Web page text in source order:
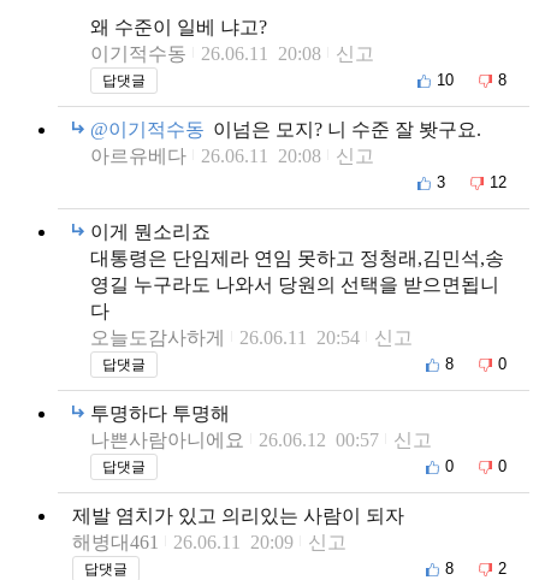
왜 수준이 일베 냐고?
이기적수동
26.06.11 20:08 신고
답댓글 10 8
@이기적수동 이넘은 모지? 니 수준 잘 봣구요.
아르유베다
26.06.11 20:08 신고
3 12
이게 뭔소리죠
대통령은 단임제라 연임 못하고 정청래,김민석,송
영길 누구라도 나와서 당원의 선택을 받으면됩니
다
오늘도감사하게
26.06.11 20:54 신고
답댓글 8 0
투명하다 투명해
나쁜사람아니에요
26.06.12 00:57 신고
답댓글 0 0
제발 염치가 있고 의리있는 사람이 되자
해병대461
26.06.11 20:09 신고
답댓글 8 2